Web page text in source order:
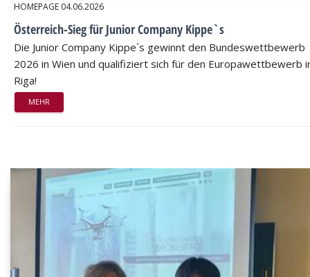
HOMEPAGE 04.06.2026
Österreich-Sieg für Junior Company Kippe`s
Die Junior Company Kippe`s gewinnt den Bundeswettbewerb
2026 in Wien und qualifiziert sich für den Europawettbewerb
Riga!
MEHR